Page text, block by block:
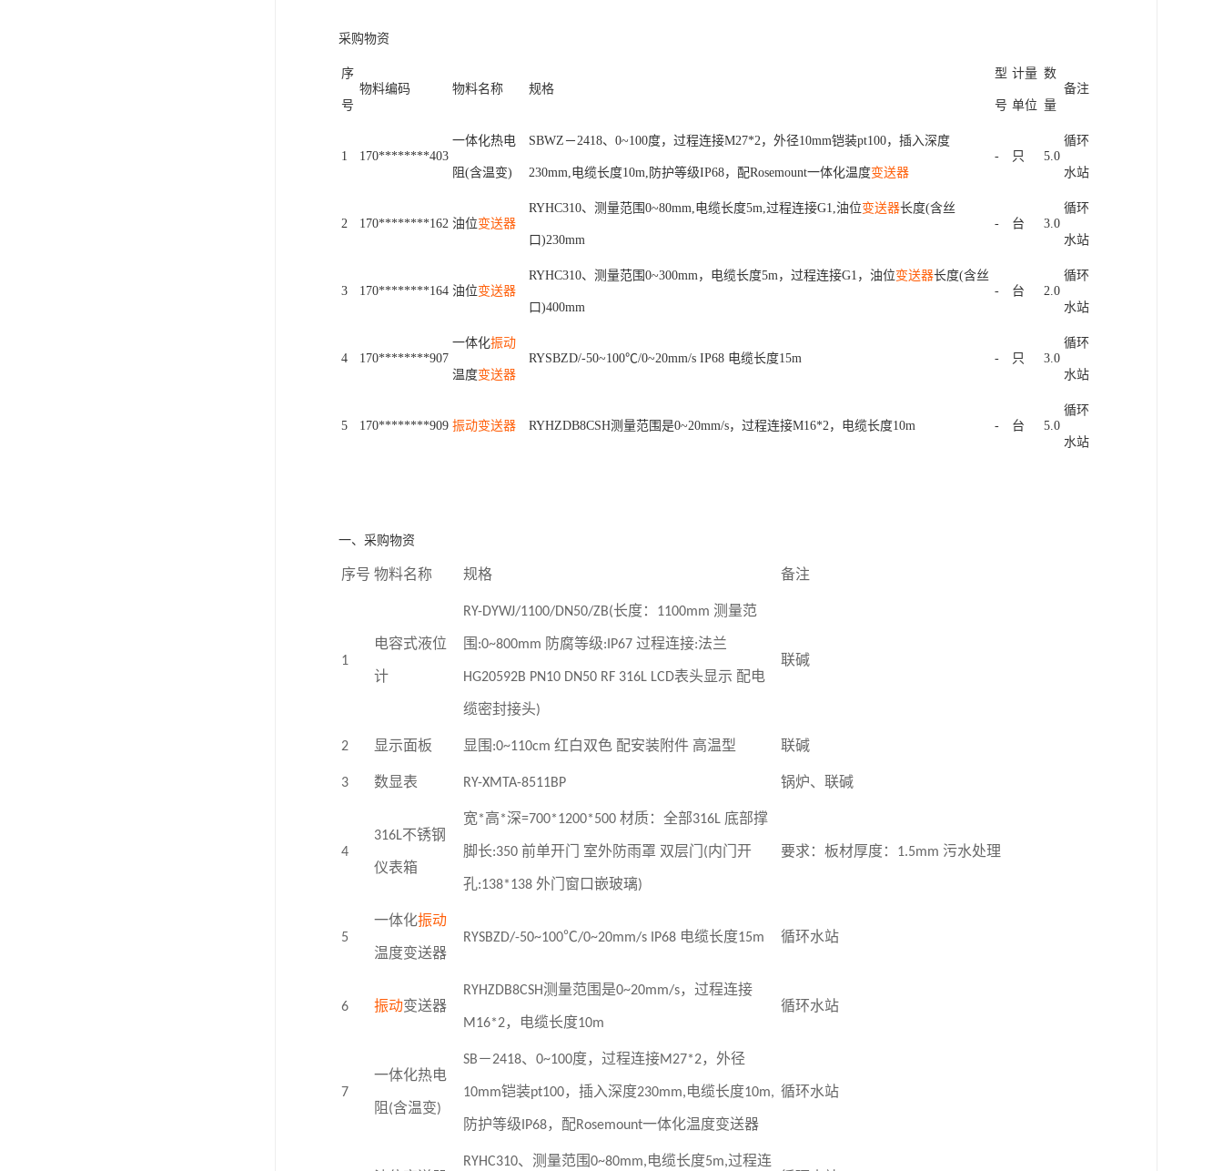
采购物资
序
号
物料编码 物料名称 规格
型
号
计量
单位
数
量
备注
1 170********403
一体化热电
阻(含温变)
SBWZ －2418、 0~100度， 过程连接M27*2， 外径10mm铠装pt100， 插入深度
230mm,电缆长度10m, 防护等级IP68， 配Rosemount一体化温度变送器
- 只 5.0
循环
水站
2 170********162 油位变送器
RYHC310、 测 量范 围 0~80mm,电缆长度5m,过程连接G1,油位变送器长度(含丝
口)230mm
- 台 3.0
循环
水站
3 170********164 油位变送器
RYHC310、 测 量范 围 0~300mm， 电缆长度5m， 过程连接G1 ， 油位变送器长度(含丝
口)400mm
- 台 2.0
循环
水站
4 170********907
一体化振动
温度变送器
RYSBZD/-50~100℃/0~20mm/s IP68 电缆长度15m - 只 3.0
循环
水站
5 170********909 振动变送器 RYHZDB8CSH测 量范 围 是0~20mm/s， 过程连接M16*2， 电缆长度10m - 台 5.0
循环
水站
一、采购物资
序号 物料名称 规格 备注
1
电容式液位
计
RY-DYWJ/1100/DN50/ZB(长度： 1100mm 测量范
围 :0~800mm 防腐等级:IP67 过程连接:法兰
HG20592B PN10 DN50 RF 316L LCD表头显示 配电
缆密封接头)
联碱
2 显示面板 显围 :0~110cm 红白双色 配安装附件 高温型 联碱
3 数显表 RY-XMTA-8511BP 锅炉、联碱
4
316L不锈钢
仪表箱
宽*高*深=700*1200*500 材质：全部316L 底部撑
脚长:350 前单开门 室外防雨罩 双层门 ( 内门开
孔:138*138 外门窗口嵌玻璃)
要求：板材厚度： 1.5mm 污水处理
5
一体化振动
温度变送器
RYSBZD/-50~100℃/0~20mm/s IP68 电缆长度15m 循环水站
6 振动变送器
RYHZDB8CSH测量范围是0~20mm/s，过程连接
M16*2，电缆长度10m
循环水站
7
一体化热电
阻 (含温变)
SB－2418、 0~100度，过程连接M27*2，外径
10mm铠装pt100，插入深度230mm,电缆长度10m,
防护等级 IP68，配Rosemount一体化温度变送器
循环水站
RYHC310、测量范围0~80mm,电缆长度5m,过程连